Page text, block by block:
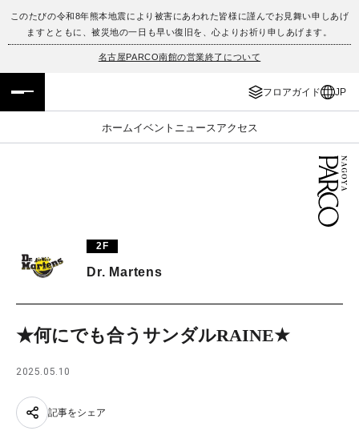
このたびの令和8年熊本地震により被害にあわれた皆様に謹んでお見舞い申しあげ
ますとともに、被災地の一日も早い復旧を、心よりお祈り申しあげます。
名古屋PARCO南館の営業終了について
フロアガイド JP
ホームイベント ニュース アクセス
フロアガイド
イベント・ポップアップ
TAX FREE
JP
ENGLISH
2F
Dr. Martens
★何にでも合うサンダルRAINE★
2025.05.10
記事をシェア